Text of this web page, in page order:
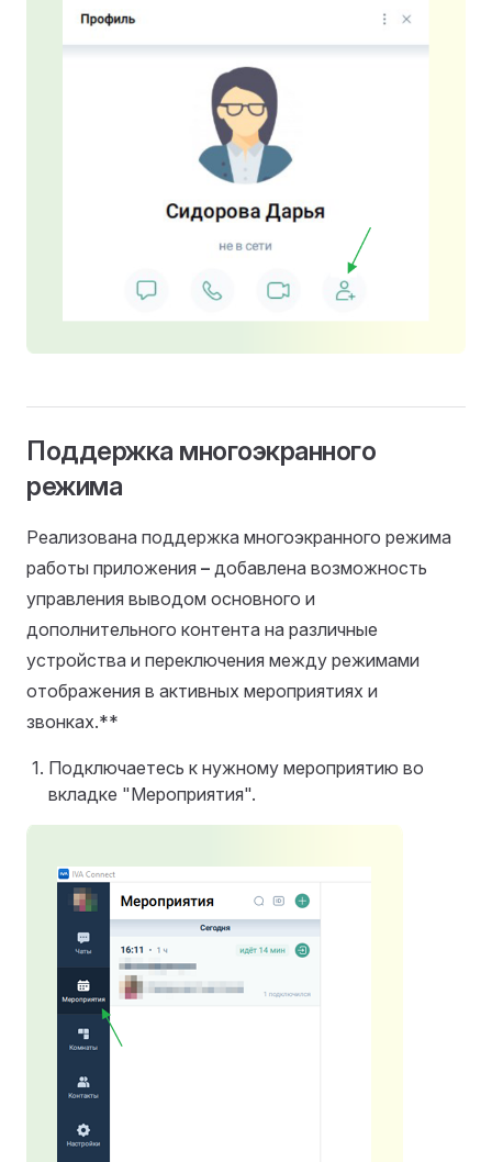
Поддержка многоэкранного
режима
Реализована поддержка многоэкранного режима
работы приложения – добавлена возможность
управления выводом основного и
дополнительного контента на различные
устройства и переключения между режимами
отображения в активных мероприятиях и
звонках.**
Подключаетесь к нужному мероприятию во
вкладке "Мероприятия".